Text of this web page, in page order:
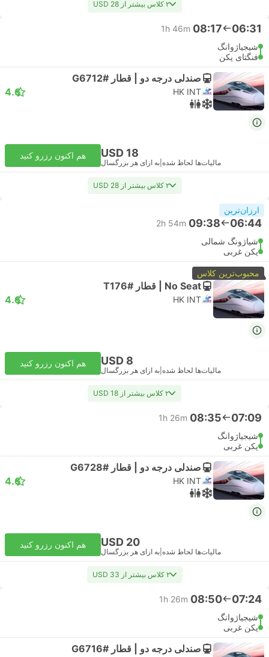
۲ کلاس بیشتر از USD 28
06:31
08:17
1h 46m
شیجیاژوانگ
فنگتای پکن
صندلی درجه دو | قطار #G6712
HK INT
4.6
USD 18
مالیات‌ها لحاظ شده به ازای هر بزرگسال
هم اکنون رزرو کنید
۲ کلاس بیشتر از USD 28
ارزان‌ترین
06:44
09:38
2h 54m
شیاژونگ شمالی
پکن غربی
محبوب‌ترین کلاس
No Seat | قطار #T176
HK INT
4.6
USD 8
مالیات‌ها لحاظ شده به ازای هر بزرگسال
هم اکنون رزرو کنید
۲ کلاس بیشتر از USD 18
07:09
08:35
1h 26m
شیجیاژوانگ
پکن غربی
صندلی درجه دو | قطار #G6728
HK INT
4.6
USD 20
مالیات‌ها لحاظ شده به ازای هر بزرگسال
هم اکنون رزرو کنید
۲ کلاس بیشتر از USD 33
07:24
08:50
1h 26m
شیجیاژوانگ
پکن غربی
صندلی درجه دو | قطار #G6716